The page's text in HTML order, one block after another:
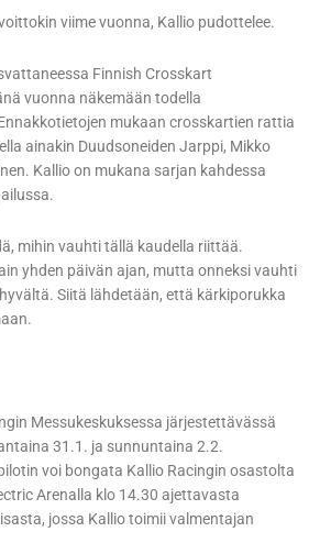
viime vuonna, Kallio pudottelee.
Finnish Crosskart
vuonna näkemään todella
mukaan crosskartien rattia
ainakin Duudsoneiden Jarppi, Mikko
Kallio on mukana sarjan kahdessa
mihin vauhti tällä kaudella riittää.
yhden päivän ajan, mutta onneksi vauhti
Siitä lähdetään, että kärkiporukka
Messukeskuksessa järjestettävässä
31.1. ja sunnuntaina 2.2.
voi bongata Kallio Racingin osastolta
Arenalla klo 14.30 ajettavasta
jossa Kallio toimii valmentajan